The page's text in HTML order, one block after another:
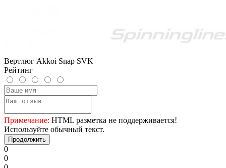
Вертлюг Akkoi Snap SVK
Рейтинг
Примечание: HTML разметка не поддерживается!
Используйте обычный текст.
Продолжить
0
0